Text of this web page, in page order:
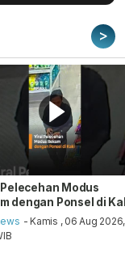
>
Modus
dengan Ponsel di
- Kamis , 06 Aug 2026,